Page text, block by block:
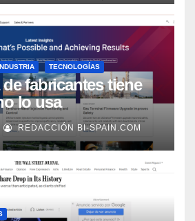
TECNOLOGÍAS
fabricantes tiene
lo usa
según Rockwell
REDACCIÓN BI-SPAIN.COM